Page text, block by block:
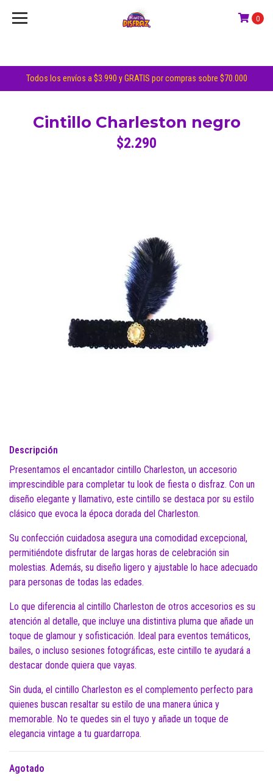
Todos los envíos a $3.990 y GRATIS por compras sobre $70.000
0
Cintillo Charleston negro
$2.290
Descripción
Presentamos el encantador cintillo Charleston, un accesorio
imprescindible para completar tu look de fiesta o disfraz. Con un
diseño elegante y llamativo, este cintillo se destaca por su estilo
clásico que evoca la época dorada del Charleston.
Su confección cuidadosa asegura una comodidad excepcional,
permitiéndote disfrutar de largas horas de celebración sin
molestias. Además, su diseño ligero y ajustable lo hace adecuado
para personas de todas las edades.
Lo que diferencia al cintillo Charleston de otros accesorios es su
atención al detalle, que incluye una distintiva pluma que añade un
toque de glamour y sofisticación. Ideal para eventos temáticos,
bailes, o incluso sesiones fotográficas, este cintillo te ayudará a
destacar donde quiera que vayas.
Sin duda, el cintillo Charleston es el complemento perfecto para
quienes buscan resaltar su estilo de una manera única y
memorable. No te quedes sin el tuyo y añade un toque de
elegancia vintage a tu guardarropa.
Agotado